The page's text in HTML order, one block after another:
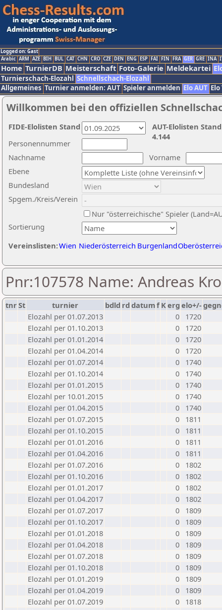
Logged on: Gast
Arabic ARM AZE BIH BUL CAT CHN CRO CZE DEN ENG ESP FAI FIN FRA GER GRE INA
Home TurnierDB Meisterschaft Foto-Galerie Meldekartei
Turnierschach-Elozahl Schnellschach-Elozahl
Allgemeines Turnier anmelden: AUT Spieler anmelden Elo AUT
Willkommen bei den offiziellen
Nachname
Vorname
Ebene
Sortierung
Personennummer
Bundesland
Spgem./Kreis/Verein
Nur "österreichische" Spieler
Vereinslisten:Wien Niederösterreich Burgenland
AUT-Elolisten
4.144
FIDE-Elolisten Stand
Pnr:107578 Name: Andreas
tnrSt turnier bdld rd datumf Kerg elo+/-
Elozahl per 01.07.2013
0
1720
Elozahl per 01.10.2013
0
1720
Elozahl per 01.01.2014
0
1720
Elozahl per 01.04.2014
0
1720
Elozahl per 01.07.2014
0
1740
Elozahl per 01.10.2014
0
1740
Elozahl per 01.01.2015
0
1740
Elozahl per 10.01.2015
0
1740
Elozahl per 01.04.2015
0
1740
Elozahl per 01.07.2015
0
1811
Elozahl per 01.10.2015
0
1811
Elozahl per 01.01.2016
0
1811
Elozahl per 01.04.2016
0
1811
Elozahl per 01.07.2016
0
1802
Elozahl per 01.10.2016
0
1802
Elozahl per 01.01.2017
0
1802
Elozahl per 01.04.2017
0
1802
Elozahl per 01.07.2017
0
1809
Elozahl per 01.10.2017
0
1809
Elozahl per 01.01.2018
0
1809
Elozahl per 01.04.2018
0
1809
Elozahl per 01.07.2018
0
1809
Elozahl per 01.10.2018
0
1809
Elozahl per 01.01.2019
0
1809
Elozahl per 01.04.2019
0
1809
Elozahl per 01.07.2019
0
1818